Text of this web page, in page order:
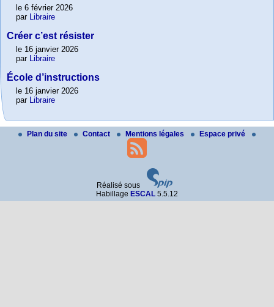
le 6 février 2026
par Libraire
Créer c’est résister
le 16 janvier 2026
par Libraire
École d’instructions
le 16 janvier 2026
par Libraire
Plan du site Contact Mentions légales Espace privé
Réalisé sous
Habillage ESCAL 5.5.12